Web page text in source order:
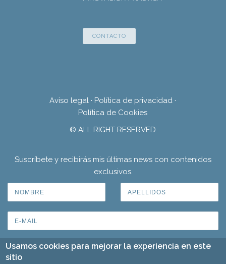
CONTACTO
Aviso legal · Política de privacidad ·
Política de Cookies
© ALL RIGHT RESERVED
Suscríbete y recibirás mis últimas news con contenidos
exclusivos.
Usamos cookies para mejorar la experiencia en este
sitio